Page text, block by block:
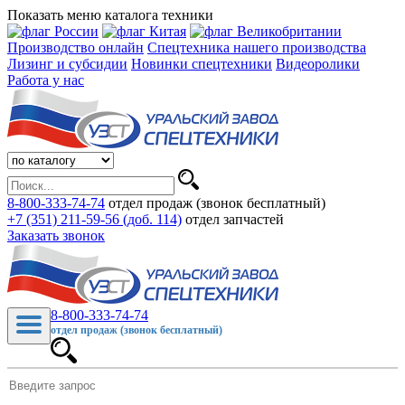
Показать меню каталога техники
Производство онлайн Спецтехника нашего производства
Лизинг и субсидии Новинки спецтехники Видеоролики
Работа у нас
8-800-333-74-74 отдел продаж (звонок бесплатный)
+7 (351) 211-59-56 (доб. 114) отдел запчастей
Заказать звонок
8-800-333-74-74
отдел продаж (звонок бесплатный)